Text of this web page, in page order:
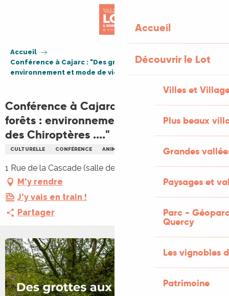
Accueil
Découvrir le Lot
Villes et
Plus beaux
Grandes
Paysages et
Parc -
Quercy
Les vignobles
Patrimoine
Accueil
Conférence à Cajarc : "Des grottes aux forêts :
environnement et mode de vie des Chiroptères ...."
Conférence à Cajarc : "Des grottes aux
forêts : environnement et mode de vie
des Chiroptères ...."
CULTURELLE CONFÉRENCE ANIMAUX HISTORIQUE
1 Rue de la Cascade (salle des fêtes), 46160 Cajarc
M'y rendre
J'y vais en train !
Partager